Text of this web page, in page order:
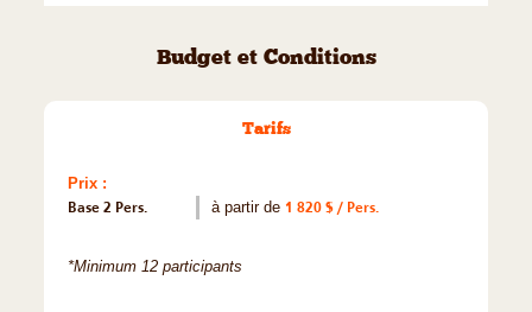
Budget et Conditions
Tarifs
Prix :
Base 2 Pers.
à partir de 1 820 $ / Pers.
*Minimum 12 participants